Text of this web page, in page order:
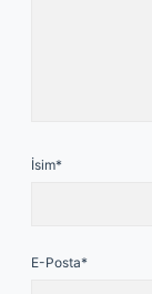
İsim*
E-Posta*